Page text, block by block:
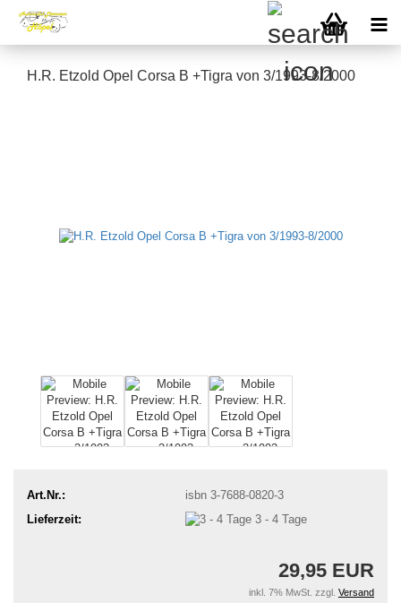
H.R. Etzold Opel Corsa B +Tigra von 3/1993-8/2000
Art.Nr.:
isbn 3-7688-0820-3
Lieferzeit:
3 - 4 Tage
29,95 EUR
inkl. 7% MwSt. zzgl. Versand